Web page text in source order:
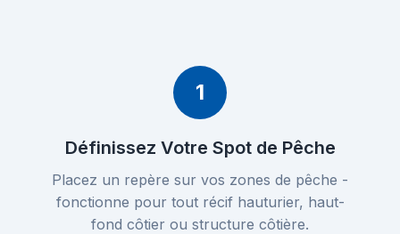
1
Définissez Votre Spot de Pêche
Placez un repère sur vos zones de pêche -
fonctionne pour tout récif hauturier, haut-
fond côtier ou structure côtière.